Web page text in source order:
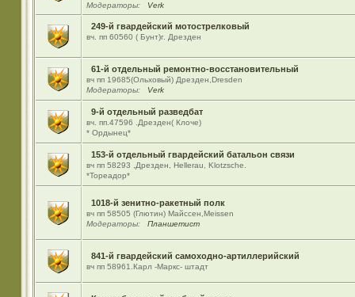
Модераторы: Verk
249-й гвардейский мотострелковый
вч. пп 60560 ( Бунт)г. Дрезден
61-й отдельный ремонтно-восстановительный
вч пп 19685(Ольховый) Дрезден,Dresden
Модераторы:
Verk
9-й отдельный разведбат
вч. пп.47596 .Дрезден( Клоче)
* Ордынец*
153-й отдельный гвардейский батальон связи
вч пп 58293 ,Дрезден, Hellerau, Klotzsche.
*Тореадор*
1018-й зенитно-ракетный полк
вч пп 58505 (Глютин) Майсcен,Meissen
Модераторы:
Планшетист
841-й гвардейский самоходно-артиллерийский
вч пп 58961.Карл -Маркс- штадт